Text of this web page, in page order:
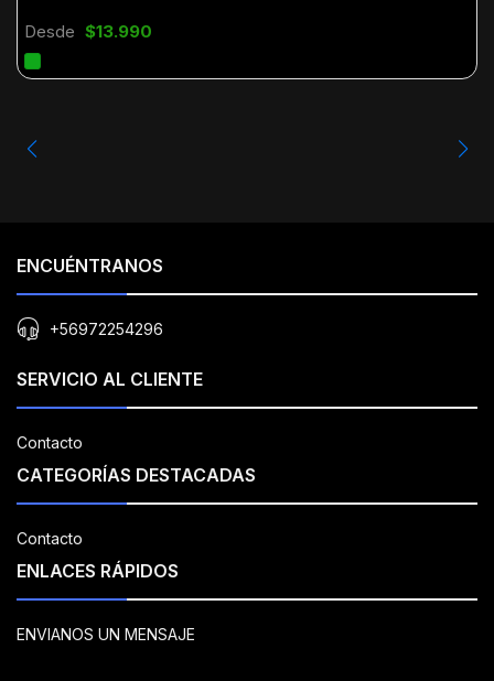
Desde $13.990
ENCUÉNTRANOS
+56972254296
SERVICIO AL CLIENTE
Contacto
CATEGORÍAS DESTACADAS
Contacto
ENLACES RÁPIDOS
ENVIANOS UN MENSAJE